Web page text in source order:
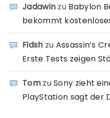
Jadawin zu Babylon
bekommt
Fidsh zu Assassin’s
Erste Tests zeigen
TomzuSony zieht
PlayStation sagt der